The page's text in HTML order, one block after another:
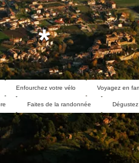
*
Enfourchez votre vélo Voyagez en
Faites de la randonnée Dégustez